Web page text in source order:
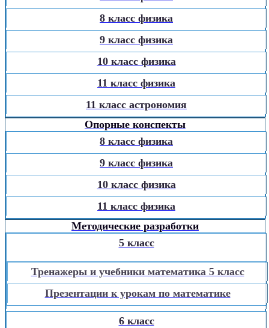
8 класс физика
9 класс физика
10 класс физика
11 класс физика
11 класс астрономия
Опорные конспекты
8 класс физика
9 класс физика
10 класс физика
11 класс физика
Методические разработки
5 класс
Тренажеры и учебники математика 5 класс
Презентации к урокам по математике
6 класс